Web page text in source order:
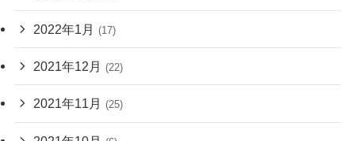
2022年1月 (17)
2021年12月 (22)
2021年11月 (25)